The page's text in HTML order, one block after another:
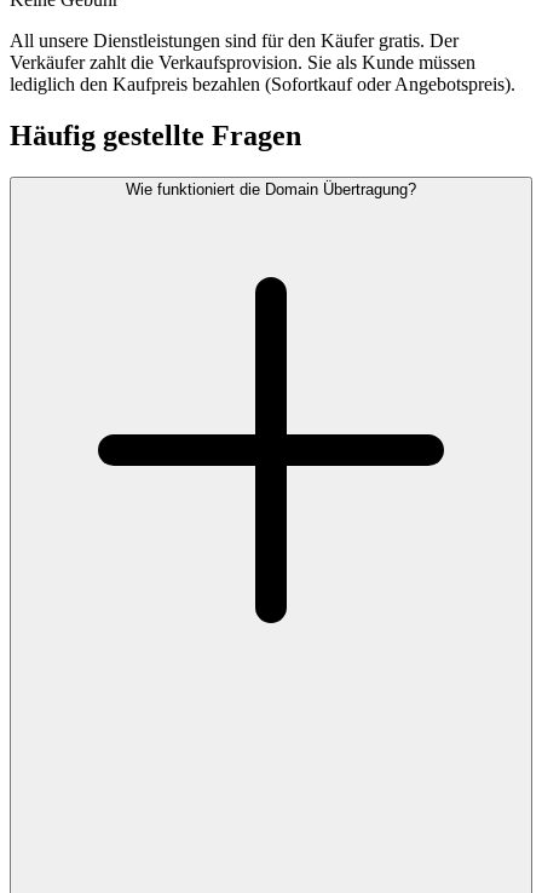
All unsere Dienstleistungen sind für den Käufer gratis. Der
Verkäufer zahlt die Verkaufsprovision. Sie als Kunde müssen
lediglich den Kaufpreis bezahlen (Sofortkauf oder Angebotspreis).
Häufig gestellte Fragen
Wie funktioniert die Domain Übertragung?